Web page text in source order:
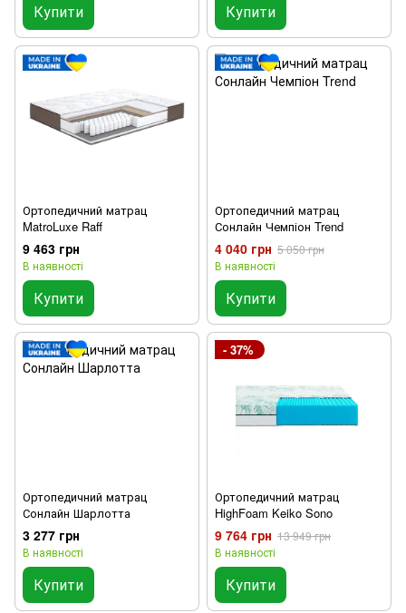
Купити Купити
Ортопедичний матрац
MatroLuxe Raff
9 463 грн
В наявності
Купити
Ортопедичний матрац
Сонлайн Чемпіон Trend
4 040 грн 5 050 грн
В наявності
Купити
Ортопедичний матрац
Сонлайн Шарлотта
3 277 грн
В наявності
Купити
- 37%
Ортопедичний матрац
HighFoam Keiko Sono
9 764 грн 13 949 грн
В наявності
Купити